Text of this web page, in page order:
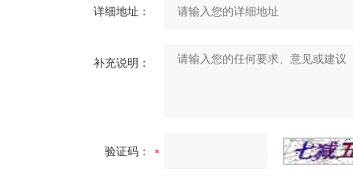
详细地址：
补充说明：
验证码：